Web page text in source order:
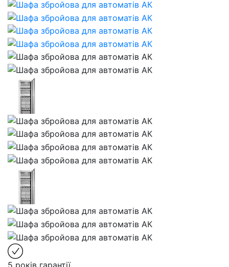
5 років гарантії